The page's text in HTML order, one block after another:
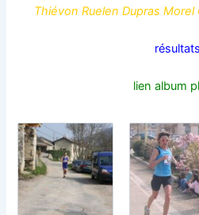
Thiévon Ruelen Dupras
résultats
lien album